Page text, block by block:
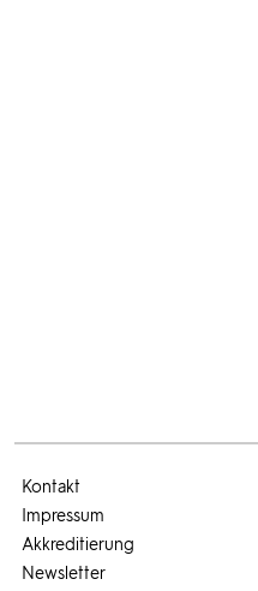
Kontakt
Impressum
Akkreditierung
Newsletter